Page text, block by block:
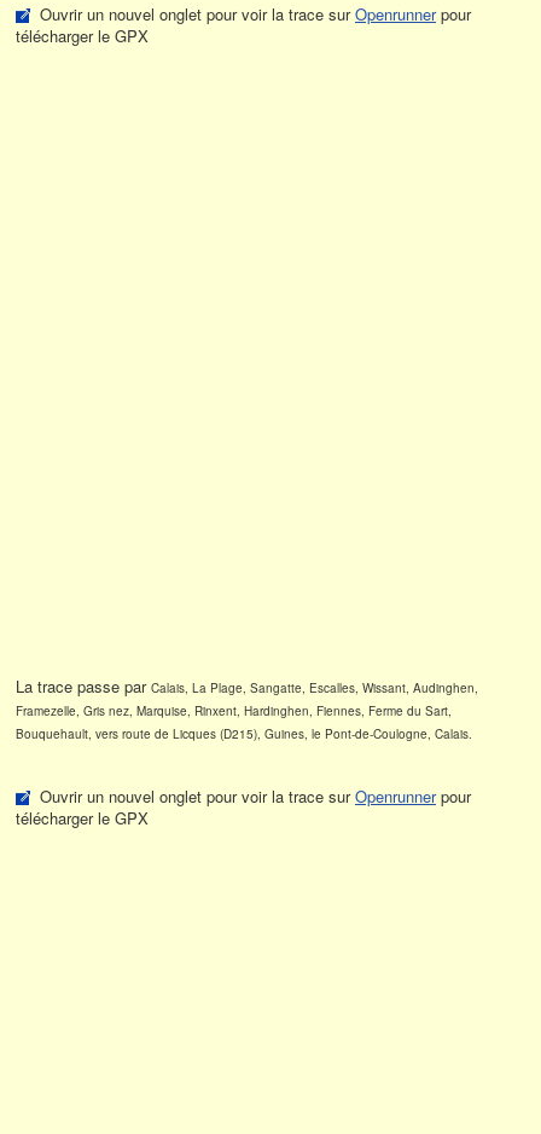
Ouvrir un nouvel onglet pour voir la trace surOpenrunnerpour
télécharger le GPX
La trace passe par Calais, La Plage, Sangatte, Escalles, Wissant, Audinghen,
Framezelle, Gris nez, Marquise, Rinxent, Hardinghen, Fiennes, Ferme du Sart,
Bouquehault, vers route de Licques (D215), Guines, le Pont-de-Coulogne, Calais.
Ouvrir un nouvel onglet pour voir la trace surOpenrunnerpour
télécharger le GPX